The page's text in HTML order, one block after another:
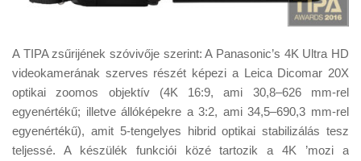
A TIPA zsűrijének szóvivője szerint: A Panasonic’s 4K Ultra HD
videokamerának szerves részét képezi a Leica Dicomar 20X
optikai zoomos objektív (4K 16:9, ami 30,8–626 mm-rel
egyenértékű; illetve állóképekre a 3:2, ami 34,5–690,3 mm-rel
egyenértékű), amit 5-tengelyes hibrid optikai stabilizálás tesz
teljessé. A készülék funkciói közé tartozik a 4K ’mozi a